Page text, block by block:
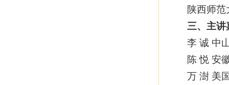
陕西师
三、主讲
李 诚 中
陈 悦 安
万 澍 美